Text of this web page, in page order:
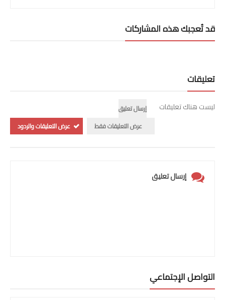
قد تُعجبك هذه المشاركات
تعليقات
ليست هناك تعليقات
إرسال تعليق
عرض التعليقات فقط
عرض التعليقات والردود
إرسال تعليق
التواصل الإجتماعي